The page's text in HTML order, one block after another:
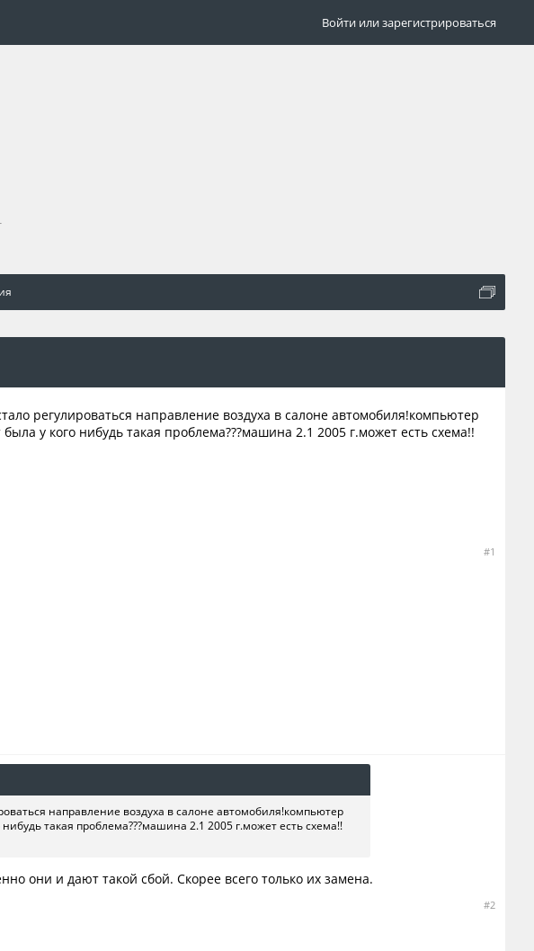
регулироваться направление воздуха в салоне автомобиля!компьютер
у кого нибудь такая проблема???машина 2.1 2005 г.может есть схема!!
#1
направление воздуха в салоне автомобиля!компьютер
такая проблема???машина 2.1 2005 г.может есть схема!!
они и дают такой сбой. Скорее всего только их замена.
#2
Войти или зарегистрироваться